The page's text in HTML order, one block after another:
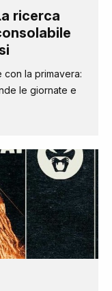
ricerca
la primavera:
le giornate e